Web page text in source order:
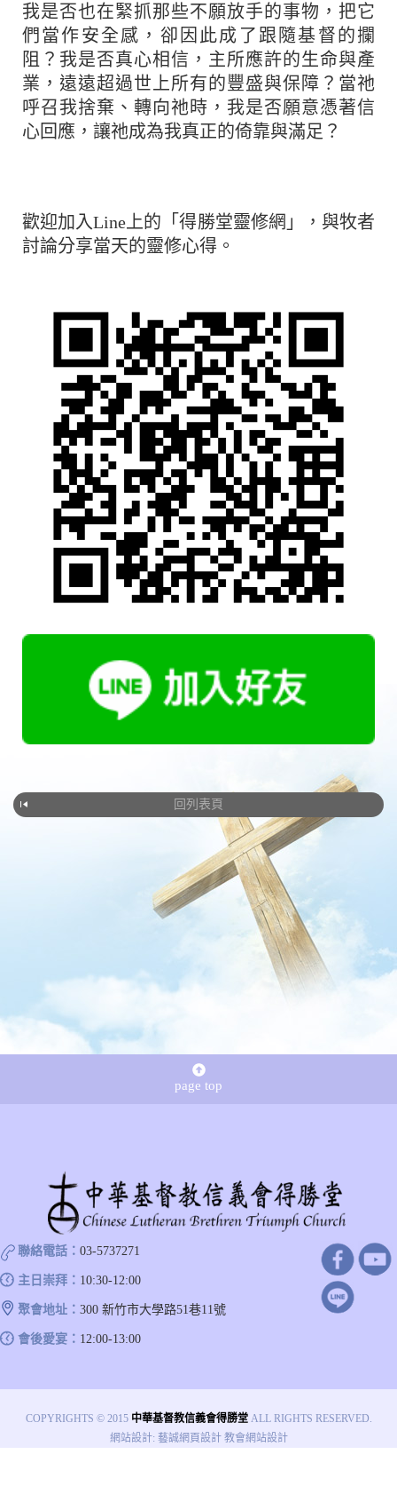
我是否也在緊抓那些不願放手的事物，把它
們當作安全感，卻因此成了跟隨基督的攔
阻？我是否真心相信，主所應許的生命與產
業，遠遠超過世上所有的豐盛與保障？當祂
呼召我捨棄、轉向祂時，我是否願意憑著信
心回應，讓祂成為我真正的倚靠與滿足？
歡迎加入Line上的「得勝堂靈修網」，與牧者
討論分享當天的靈修心得。
回列表頁
page top
聯絡電話： 03-5737271
主日崇拜： 10:30-12:00
聚會地址： 300 新竹市大學路51巷11號
會後愛宴： 12:00-13:00
COPYRIGHTS © 2015 中華基督教信義會得勝堂ALL RIGHTS RESERVED.
網站設計: 藝誠網頁設計 教會網站設計